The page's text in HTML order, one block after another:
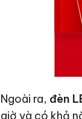
Ngoài ra, đèn
giờ và có khả